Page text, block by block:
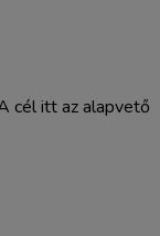
cél itt az alapvető